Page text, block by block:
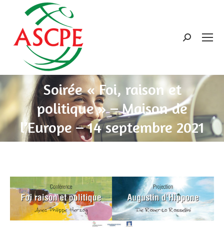
Search:
Soirée « Foi, raison et
politique » – Maison de
l’Europe – 14 septembre 2021